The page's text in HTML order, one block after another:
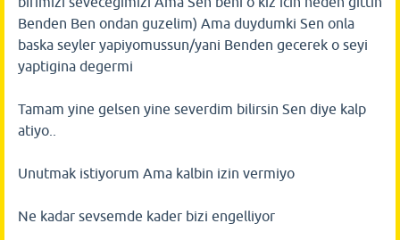
Benden Ben ondan guzelim) Ama duydumki Sen onla
baska seyler yapiyomussun/yani Benden gecerek o seyi
yaptigina degermi
Tamam yine gelsen yine severdim bilirsin Sen diye kalp
atiyo..
Unutmak istiyorum Ama kalbin izin vermiyo
Ne kadar sevsemde kader bizi engelliyor